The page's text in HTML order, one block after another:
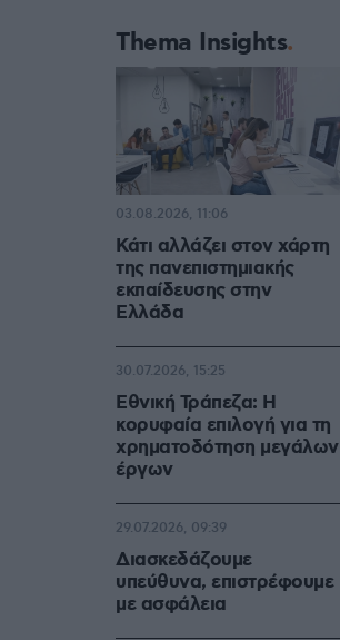
Thema Insights
Κάτι αλλάζει στον χάρτη
της πανεπιστημιακής
εκπαίδευσης στην
Ελλάδα
03.08.2026, 11:06
Εθνική Τράπεζα: Η
κορυφαία επιλογή για τη
χρηματοδότηση μεγάλων
έργων
30.07.2026, 15:25
Διασκεδάζουμε
υπεύθυνα, επιστρέφουμε
με ασφάλεια
29.07.2026, 09:39